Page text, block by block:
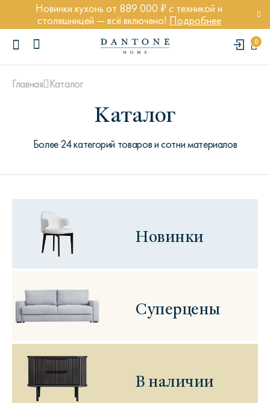
Новинки кухонь от 889 000 ₽ с техникой и
столешницей — всё включено! Подробнее
0
Диван Марсель
Кровать Ньюбери
Стул Престон
Textures
Главная Каталог
Каталог
Более 24 категорий товаров и сотни материалов
Новинки
Суперцены
В наличии